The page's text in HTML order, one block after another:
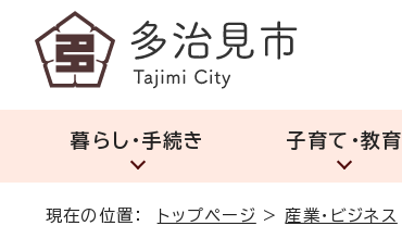
暮らし・手続き 子育て・教育
現在の位置： トップページ > 産業・ビジネス